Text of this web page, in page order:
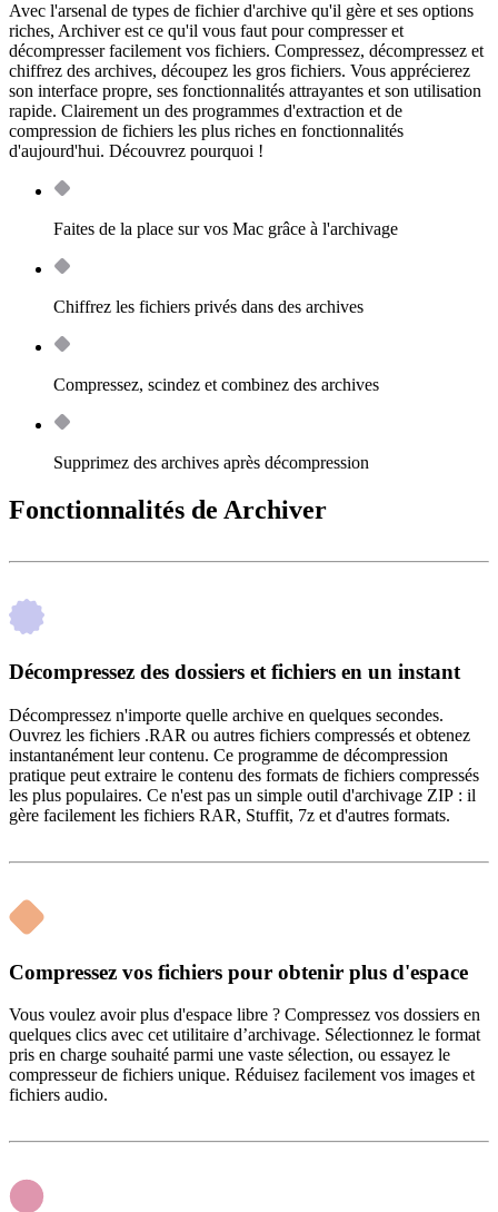
Avec l'arsenal de types de fichier d'archive qu'il gère et ses options
riches, Archiver est ce qu'il vous faut pour compresser et
décompresser facilement vos fichiers. Compressez, décompressez et
chiffrez des archives, découpez les gros fichiers. Vous apprécierez
son interface propre, ses fonctionnalités attrayantes et son utilisation
rapide. Clairement un des programmes d'extraction et de
compression de fichiers les plus riches en fonctionnalités
d'aujourd'hui. Découvrez pourquoi !
Faites de la place sur vos Mac grâce à l'archivage
Chiffrez les fichiers privés dans des archives
Compressez, scindez et combinez des archives
Supprimez des archives après décompression
Fonctionnalités de Archiver
Décompressez des dossiers et fichiers en un instant
Décompressez n'importe quelle archive en quelques secondes.
Ouvrez les fichiers .RAR ou autres fichiers compressés et obtenez
instantanément leur contenu. Ce programme de décompression
pratique peut extraire le contenu des formats de fichiers compressés
les plus populaires. Ce n'est pas un simple outil d'archivage ZIP : il
gère facilement les fichiers RAR, Stuffit, 7z et d'autres formats.
Compressez vos fichiers pour obtenir plus d'espace
Vous voulez avoir plus d'espace libre ? Compressez vos dossiers en
quelques clics avec cet utilitaire d’archivage. Sélectionnez le format
pris en charge souhaité parmi une vaste sélection, ou essayez le
compresseur de fichiers unique. Réduisez facilement vos images et
fichiers audio.